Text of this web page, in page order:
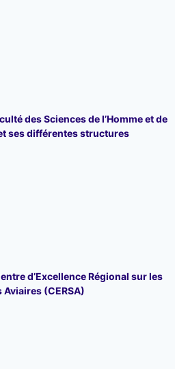
des Sciences de l’Homme et de
ses différentes structures
d’Excellence Régional sur les
Aviaires (CERSA)